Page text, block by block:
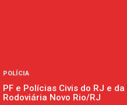
POLÍCIA
PF e Polícias Civis do RJ e
Rodoviária Novo Rio/RJ